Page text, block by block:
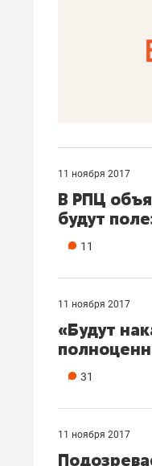
11 ноября 2017
В РПЦ
будут
11
11 ноября 2017
«Будут
31
11 ноября 2017